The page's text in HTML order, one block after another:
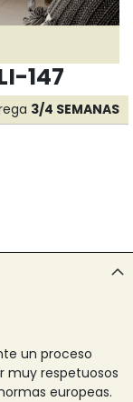
147
3/4 SEMANAS
un proceso
muy respetuosos
europeas.